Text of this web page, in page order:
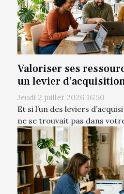
Valoriser ses
un levier
Jeudi 2 juillet 2026 16:50
Et si l’un des leviers
ne se trouvait pas dans